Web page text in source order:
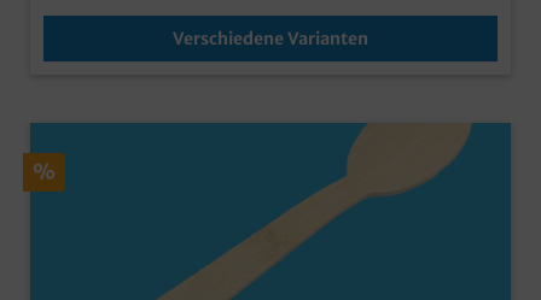
Verschiedene Varianten
%